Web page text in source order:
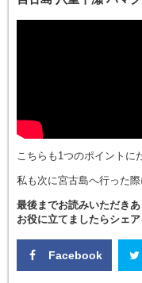
こちらも1つのポイントに
私も次に宮古島へ行った
最後までお読みいただき
お役に立てましたらシェ
Facebook